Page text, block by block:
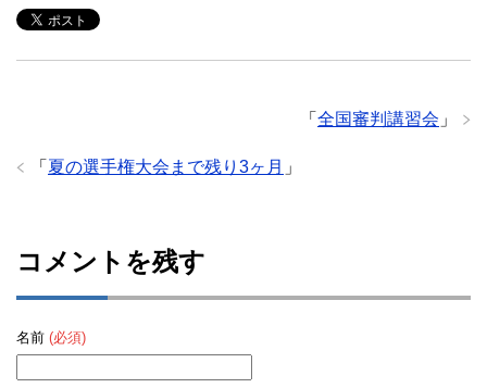
「 全国審判講習会 」
「 夏の選手権大会まで残り3ヶ月 」
コメントを残す
名前 (必須)